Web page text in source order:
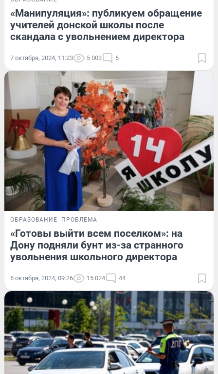
«Манипуляция»: публикуем обращение
учителей донской школы после
скандала с увольнением директора
7 октября, 2024, 11:23 5 003 6
ОБРАЗОВАНИЕ ПРОБЛЕМА
«Готовы выйти всем поселком»: на
Дону подняли бунт из-за странного
увольнения школьного директора
6 октября, 2024, 09:26 15 024 44